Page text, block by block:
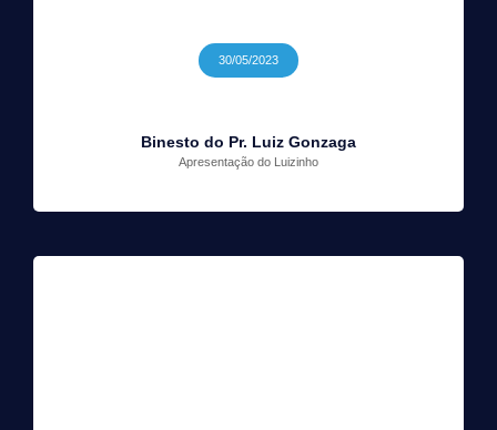
30/05/2023
Binesto do Pr. Luiz Gonzaga
Apresentação do Luizinho